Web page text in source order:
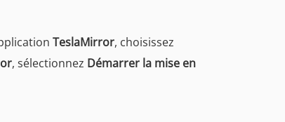
TeslaMirror, choisissez
, sélectionnez Démarrer la mise en